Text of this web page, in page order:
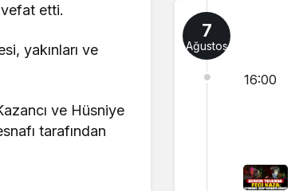
vefat etti.
yakınları ve
ve Hüsniye
tarafından
7
Ağustos
16:00